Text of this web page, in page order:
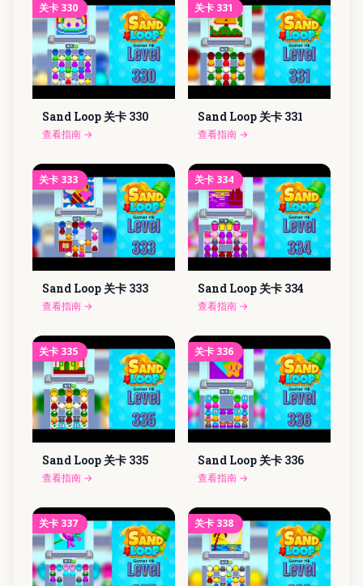
关卡 330
Sand Loop 关卡 330
查看指南 →
关卡 331
Sand Loop 关卡 331
查看指南 →
关卡 333
Sand Loop 关卡 333
查看指南 →
关卡 334
Sand Loop 关卡 334
查看指南 →
关卡 335
Sand Loop 关卡 335
查看指南 →
关卡 336
Sand Loop 关卡 336
查看指南 →
关卡 337 关卡 338